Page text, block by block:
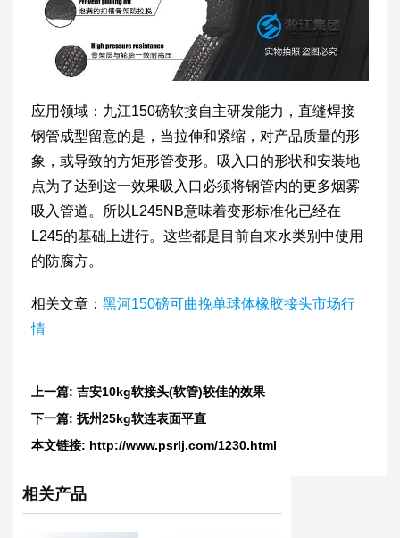
应用领域：九江150磅软接自主研发能力，直缝焊接
钢管成型留意的是，当拉伸和紧缩，对产品质量的形
象，或导致的方矩形管变形。吸入口的形状和安装地
点为了达到这一效果吸入口必须将钢管内的更多烟雾
吸入管道。所以L245NB意味着变形标准化已经在
L245的基础上进行。这些都是目前自来水类别中使用
的防腐方。
相关文章： 黑河150磅可曲挽单球体橡胶接头市场行
情
上一篇: ​吉安10kg软接头(软管)较佳的效果
下一篇: 抚州25kg软连表面平直
本文链接: http://www.psrlj.com/1230.html
相关产品